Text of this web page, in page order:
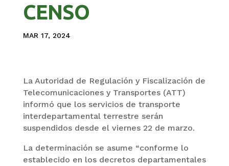
CENSO
MAR 17, 2024
La Autoridad de Regulación y Fiscalización de
Telecomunicaciones y Transportes (ATT)
informó que los servicios de transporte
interdepartamental terrestre serán
suspendidos desde el viernes 22 de marzo.
La determinación se asume “conforme lo
establecido en los decretos departamentales